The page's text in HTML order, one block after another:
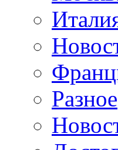
Разное